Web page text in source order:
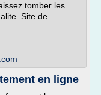
tomber les
Site de...
en ligne